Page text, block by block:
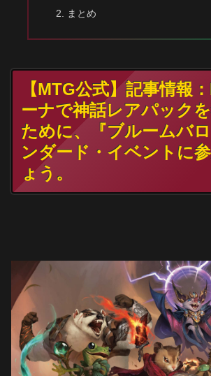
まとめ
【MTG公式】記事情報
ーナで神話レアパック
ために、『ブルームバ
ンダード・イベントに
ょう。